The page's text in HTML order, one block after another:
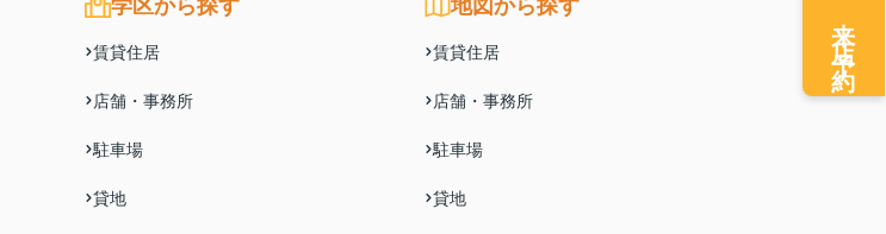
学区から探す
賃貸住居
店舗・事務所
駐車場
貸地
地図から探す
賃貸住居
店舗・事務所
駐車場
貸地
来店予約